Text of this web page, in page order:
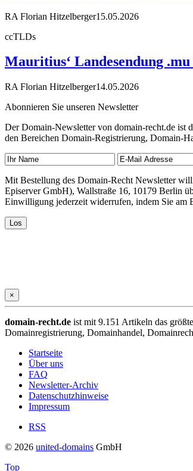
RA Florian Hitzelberger15.05.2026
ccTLDs
Mauritius‘ Landesendung
RA Florian Hitzelberger14.05.2026
Abonnieren Sie unseren Newsletter
Der Domain-Newsletter von domain-recht.de ist
den Bereichen Domain-Registrierung, Domain-
Mit Bestellung des Domain-Recht Newsletter
Episerver GmbH), Wallstraße 16, 10179 Berlin
Einwilligung jederzeit widerrufen, indem Sie am
×
domain-recht.de ist mit 9.151 Artikeln das
Domainregistrierung, Domainhandel,
Startseite
Über uns
FAQ
Newsletter-Archiv
Datenschutzhinweise
Impressum
RSS
© 2026 united-domains GmbH
Top